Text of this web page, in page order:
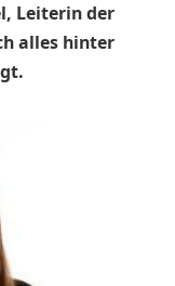
Leiterin der
alles hinter